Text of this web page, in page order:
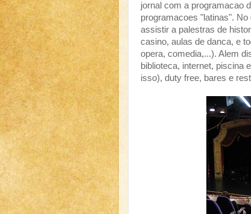
jornal com a programacao
programacoes "latinas".
assistir a palestras de
casino, aulas de danca, e
opera, comedia,...). Alem
biblioteca, internet, piscina
isso), duty free, bares e